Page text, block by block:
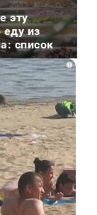
эту
еду из
список
i